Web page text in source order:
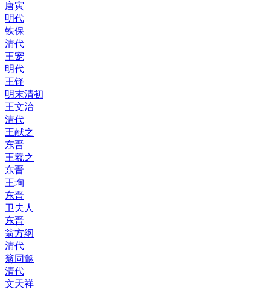
唐寅
明代
铁保
清代
王宠
明代
王铎
明末清初
王文治
清代
王献之
东晋
王羲之
东晋
王珣
东晋
卫夫人
东晋
翁方纲
清代
翁同龢
清代
文天祥